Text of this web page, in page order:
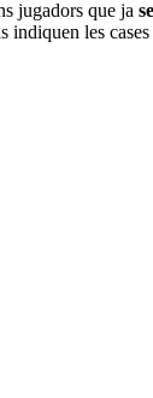
jugadors que ja
les